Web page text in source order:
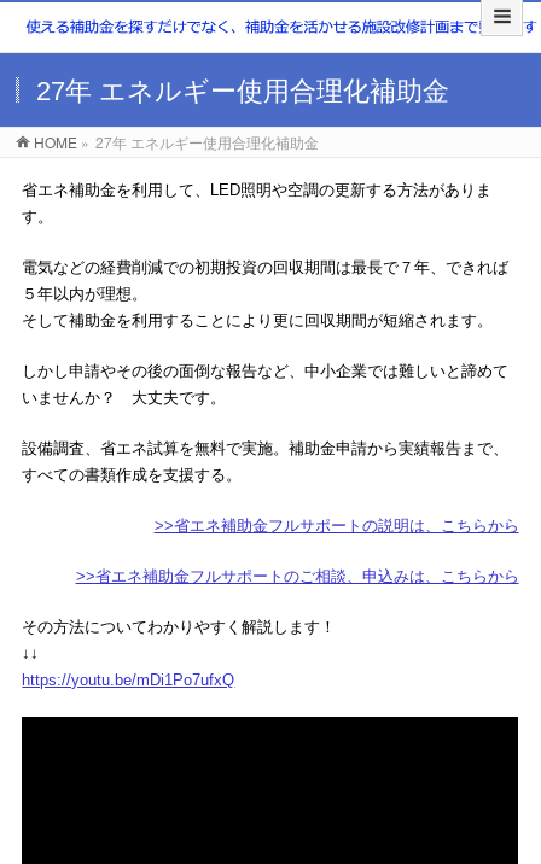
27年 エネルギー使用合理化補助金
HOME » 27年 エネルギー使用合理化補助金
省エネ補助金を利用して、LED照明や空調の更新する方法がありま
す。
電気などの経費削減での初期投資の回収期間は最長で７年、できれば
５年以内が理想。
そして補助金を利用することにより更に回収期間が短縮されます。
しかし申請やその後の面倒な報告など、中小企業では難しいと諦めて
いませんか？ 大丈夫です。
設備調査、省エネ試算を無料で実施。補助金申請から実績報告まで、
すべての書類作成を支援する。
>>省エネ補助金フルサポートの説明は、こちらから
>>省エネ補助金フルサポートのご相談、申込みは、こちらから
その方法についてわかりやすく解説します！
↓↓
https://youtu.be/mDi1Po7ufxQ